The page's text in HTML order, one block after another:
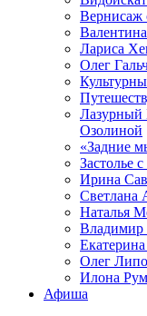
Вернисаж
Лариса
Олег
Лазурный
Озолиной
«Задние
Застолье
Ирина
Светлана
Наталья
Владимир
Олег
Илона
Афиша